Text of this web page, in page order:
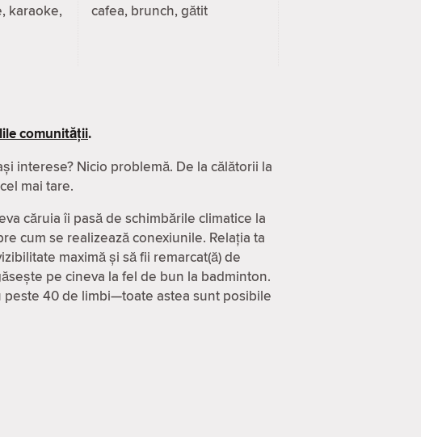
karaoke,
cafea, brunch, gătit
comunității.
interese? Nicio problemă. De la călătorii la
mai tare.
căruia îi pasă de schimbările climatice la
cum se realizează conexiunile. Relația ta
maximă și să fii remarcat(ă) de
pe cineva la fel de bun la badminton.
peste 40 de limbi—toate astea sunt posibile